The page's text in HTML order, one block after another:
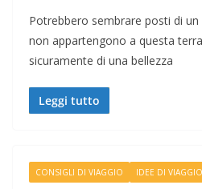
Potrebbero sembrare posti di
non appartengono a questa
sicuramente di una bellezza
Leggi tutto
CONSIGLI DI VIAGGIO IDEE DI VIAGGIO